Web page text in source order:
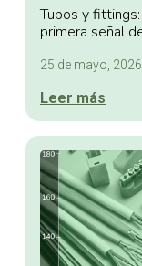
Tubos y
primera señal
25 de mayo, 2026
Leer más